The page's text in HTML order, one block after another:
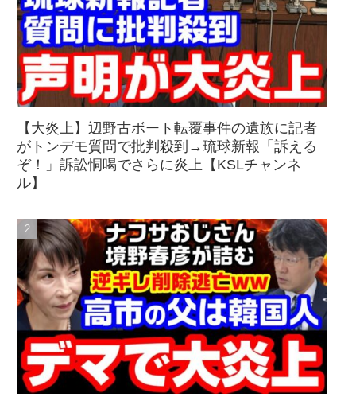
【大炎上】辺野古ボート転覆事件の遺族に記者
がトンデモ質問で批判殺到→琉球新報「訴える
ぞ！」訴訟恫喝でさらに炎上【KSLチャンネ
ル】